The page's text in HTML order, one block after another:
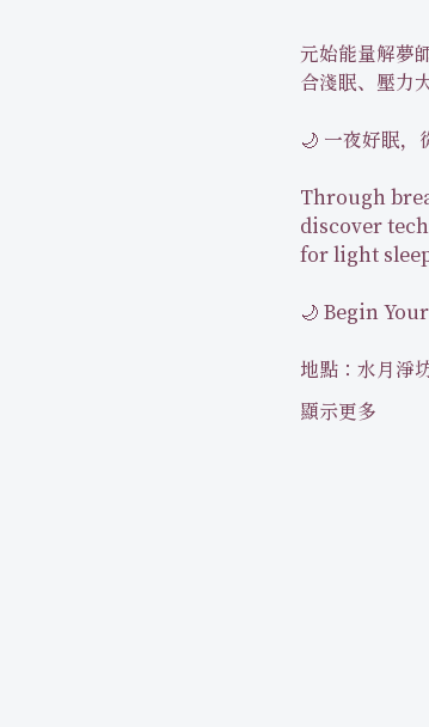
元始能量解夢
合淺眠、壓力
🌙 一夜好眠，
Through
discover
for light
🌙 Begin
地點：水月淨
顯示更多